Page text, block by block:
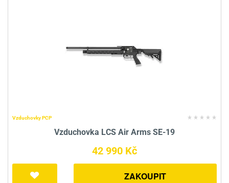
Vzduchovky PCP
Vzduchovka LCS Air Arms SE-19
42 990 Kč
ZAKOUPIT